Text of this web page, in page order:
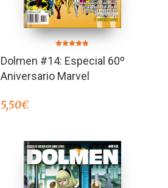
4.75
de 5
Dolmen #14: Especial 60º
Aniversario Marvel
5,50€